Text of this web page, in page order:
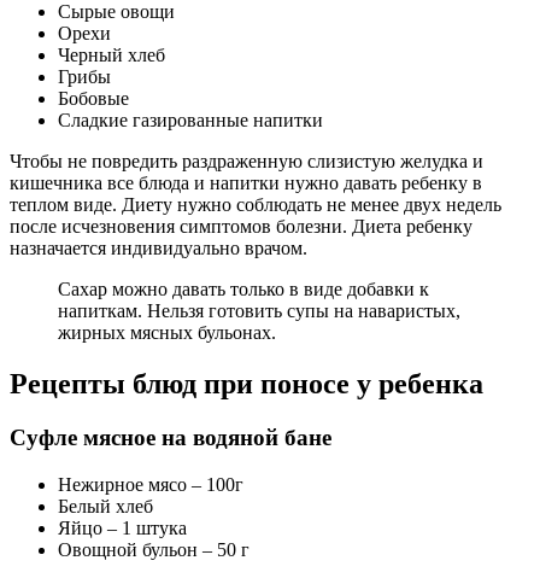
Сырые овощи
Орехи
Черный хлеб
Грибы
Бобовые
Сладкие газированные напитки
Чтобы не повредить раздраженную слизистую желудка и
кишечника все блюда и напитки нужно давать ребенку в
теплом виде. Диету нужно соблюдать не менее двух недель
после исчезновения симптомов болезни. Диета ребенку
назначается индивидуально врачом.
Сахар можно давать только в виде добавки к
напиткам. Нельзя готовить супы на наваристых,
жирных мясных бульонах.
Рецепты блюд при поносе у ребенка
Суфле мясное на водяной бане
Нежирное мясо – 100г
Белый хлеб
Яйцо – 1 штука
Овощной бульон – 50 г